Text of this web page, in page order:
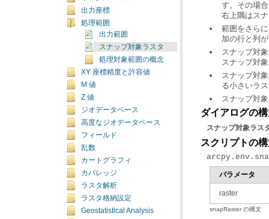
出力座標
処理範囲
出力範囲
スナップ対象ラスタ
処理対象範囲の概念
XY 座標精度と許容値
M 値
Z 値
ジオデータベース
高度なジオデータベース
フィールド
乱数
カートグラフィ
カバレッジ
ラスタ解析
ラスタ格納設定
Geostatistical Analysis
右上隅はス
加の行と列
スナップ対
る小さいラ
スナップ対
ダイアログの
スナップ対象ラス
スクリプトの
パラメータ
raster
snapRaster の構文